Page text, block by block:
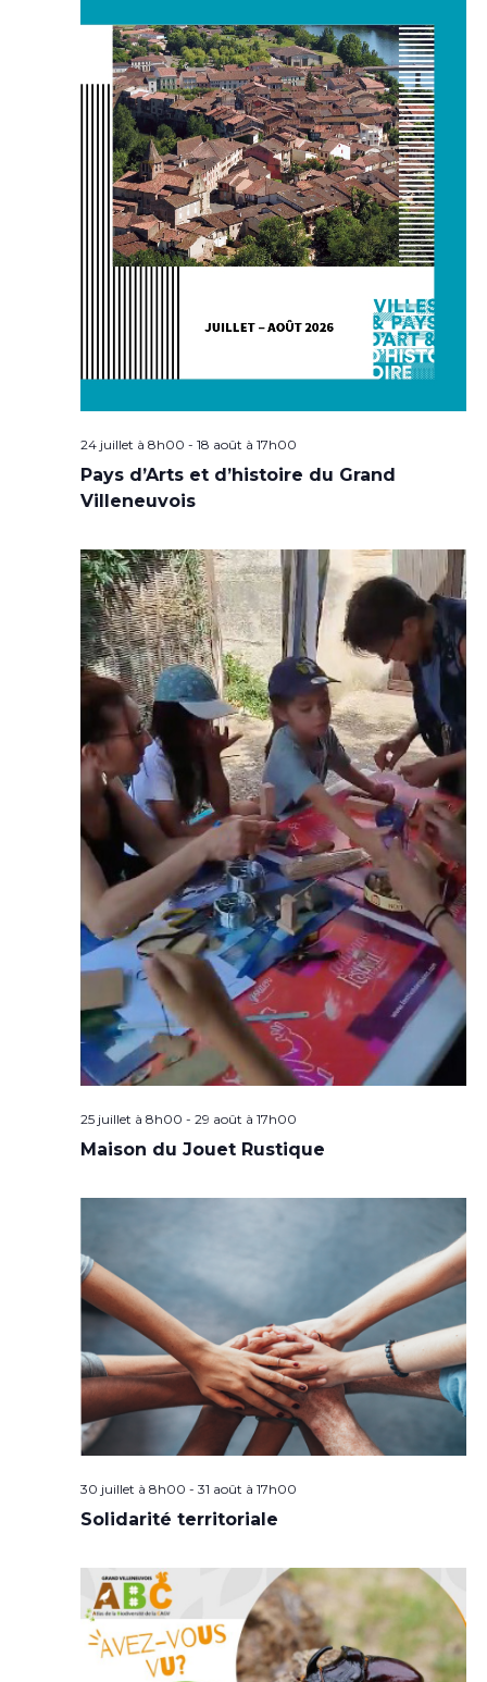
24 juillet à 8h00 - 18 août à 17h00
Pays d’Arts et d’histoire du Grand
Villeneuvois
25 juillet à 8h00 - 29 août à 17h00
Maison du Jouet Rustique
30 juillet à 8h00 - 31 août à 17h00
Solidarité territoriale